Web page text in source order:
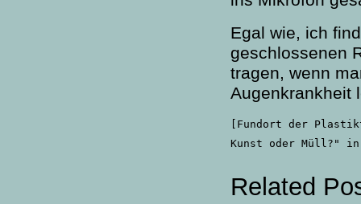
Egal wie, ich
geschlossenen
tragen, wenn
Augenkrankheit
[Fundort der
Kunst oder Müll?"
Related